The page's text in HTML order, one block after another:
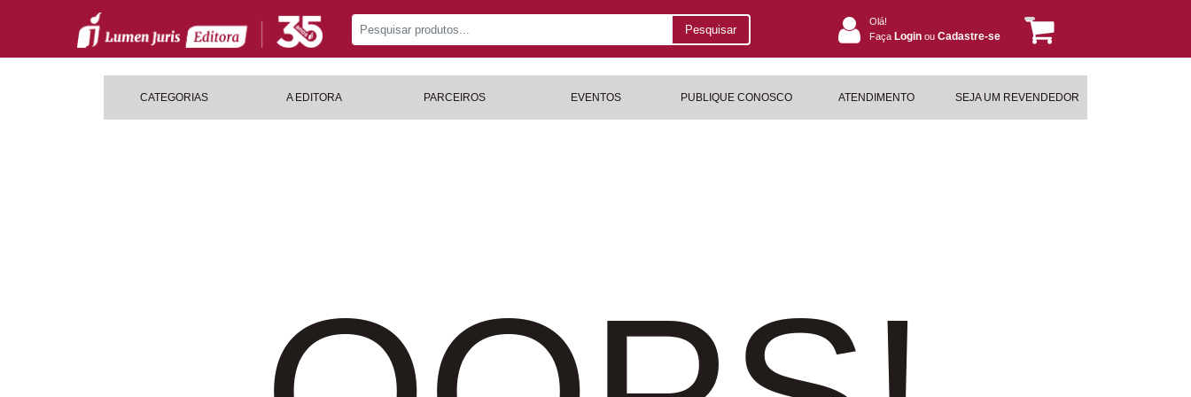
Pesquisar
Olá!
Faça Login ou Cadastre-se
CATEGORIAS A EDITORA PARCEIROS EVENTOS PUBLIQUE CONOSCO ATENDIMENTO SEJA UM REVENDEDOR